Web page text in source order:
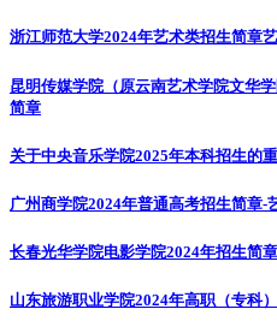
浙江师范大学2024年艺术类招生简章
昆明传媒学院（原云南艺术学院文华
简章
关于中央音乐学院2025年本科招生的
广州商学院2024年普通高考招生简章-
长春光华学院电影学院2024年招生简章
山东旅游职业学院2024年高职（专科